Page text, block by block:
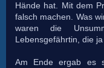
Hände hat. Mit dem
falsch machen. Was
waren die
Lebensgefährtin, die
Am Ende ergab es